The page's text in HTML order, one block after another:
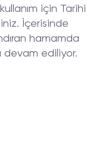
için Tarihi
İçerisinde
hamamda
devam ediliyor.